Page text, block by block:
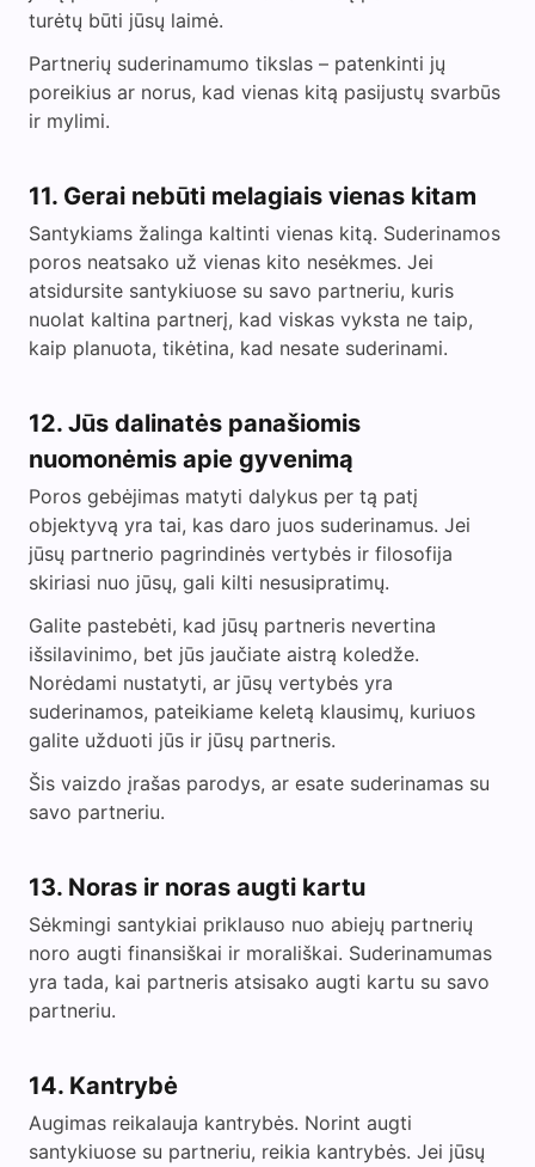
turėtų būti jūsų laimė.
Partnerių suderinamumo tikslas – patenkinti jų
poreikius ar norus, kad vienas kitą pasijustų svarbūs
ir mylimi.
11. Gerai nebūti melagiais vienas kitam
Santykiams žalinga kaltinti vienas kitą. Suderinamos
poros neatsako už vienas kito nesėkmes. Jei
atsidursite santykiuose su savo partneriu, kuris
nuolat kaltina partnerį, kad viskas vyksta ne taip,
kaip planuota, tikėtina, kad nesate suderinami.
12. Jūs dalinatės panašiomis
nuomonėmis apie gyvenimą
Poros gebėjimas matyti dalykus per tą patį
objektyvą yra tai, kas daro juos suderinamus. Jei
jūsų partnerio pagrindinės vertybės ir filosofija
skiriasi nuo jūsų, gali kilti nesusipratimų.
Galite pastebėti, kad jūsų partneris nevertina
išsilavinimo, bet jūs jaučiate aistrą koledže.
Norėdami nustatyti, ar jūsų vertybės yra
suderinamos, pateikiame keletą klausimų, kuriuos
galite užduoti jūs ir jūsų partneris.
Šis vaizdo įrašas parodys, ar esate suderinamas su
savo partneriu.
13. Noras ir noras augti kartu
Sėkmingi santykiai priklauso nuo abiejų partnerių
noro augti finansiškai ir morališkai. Suderinamumas
yra tada, kai partneris atsisako augti kartu su savo
partneriu.
14. Kantrybė
Augimas reikalauja kantrybės. Norint augti
santykiuose su partneriu, reikia kantrybės. Jei jūsų